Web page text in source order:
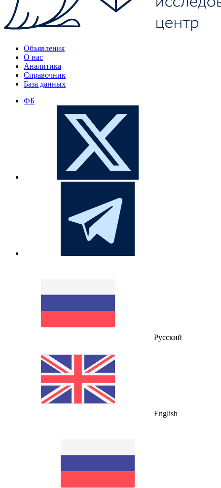
Объявления
О нас
Аналитика
Справочник
База данных
ФБ
Русский
English